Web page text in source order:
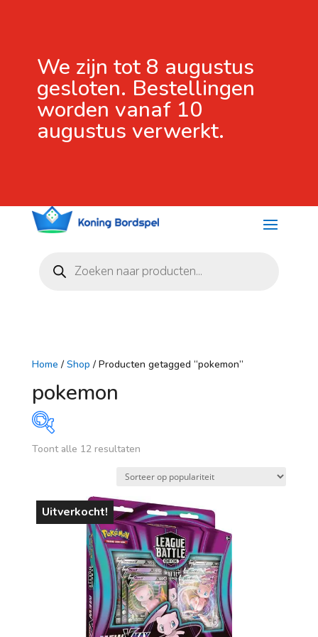
We zijn tot 8 augustus
gesloten. Bestellingen
worden vanaf 10
augustus verwerkt.
zoeken
Home / Shop / Producten getagged “pokemon”
pokemon
5 18 31 43
Op voorraad
leeftijd
vanaf 1 jaar
vanaf 4 jaar
Toont alle 12 resultatenGesorteerd
populariteit
Uitverkocht!